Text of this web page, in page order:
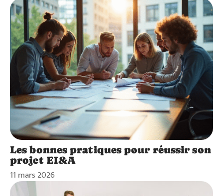
Les bonnes pratiques pour réussir son
projet EI&A
11 mars 2026